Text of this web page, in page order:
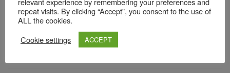
Primăria Brașov amenință cu sistarea plăților către Brai-Cata și
Comprest. Motivul: platforme de gunoi neigienizate
Clădirile Duplex de lângă Piața Star din Brașov au fost demolate
repeat visits. By clicking “Accept”, you consent to the use of
ALL the cookies.
Cookie settings
ACCEPT